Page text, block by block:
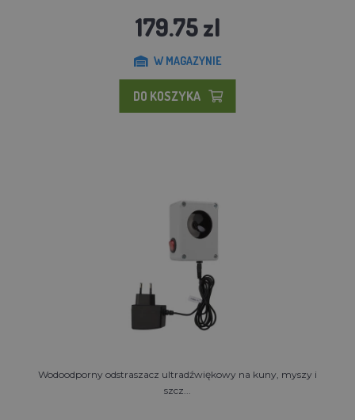
179.75 zl
W MAGAZYNIE
DO KOSZYKA
Wodoodporny odstraszacz ultradźwiękowy na kuny, myszy i
szcz...